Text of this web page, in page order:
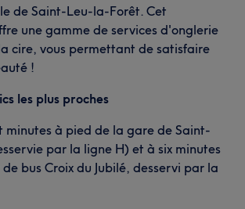
de Saint-Leu-la-Forêt. Cet
une gamme de services d'onglerie
cire, vous permettant de satisfaire
!
les plus proches
minutes à pied de la gare de Saint-
par la ligne H) et à six minutes
bus Croix du Jubilé, desservi par la